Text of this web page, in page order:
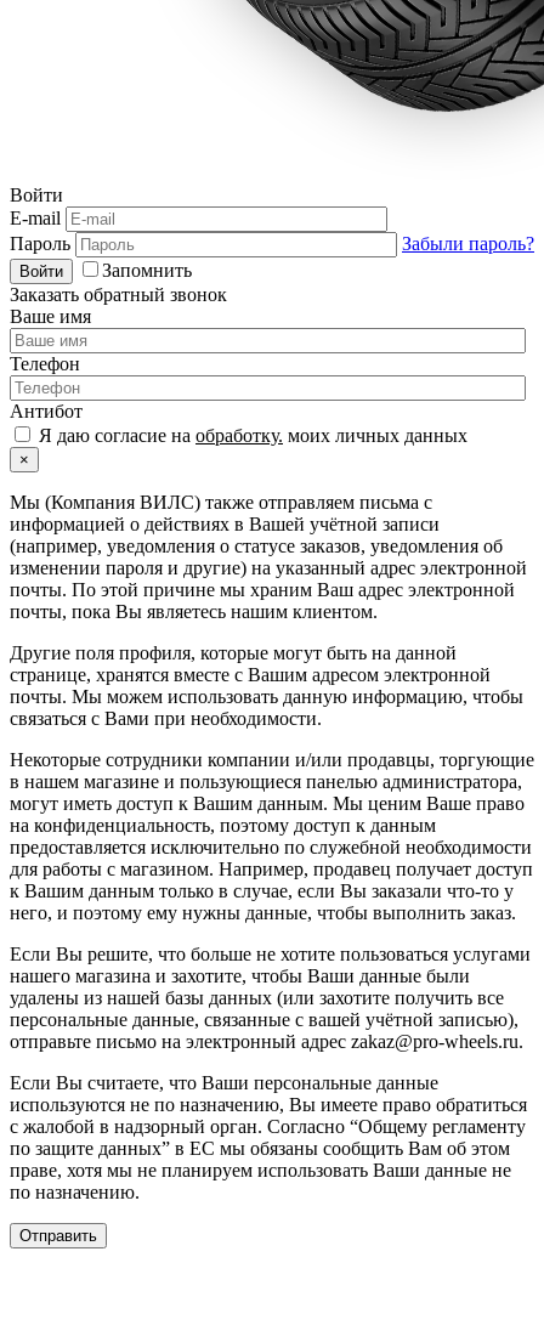
Войти
E-mail
Пароль
Забыли пароль?
Войти
Запомнить
Заказать обратный звонок
Ваше имя
Телефон
Антибот
Я даю согласие на обработку. моих личных данных
×
Мы (Компания ВИЛС) также отправляем письма с
информацией о действиях в Вашей учётной записи
(например, уведомления о статусе заказов, уведомления об
изменении пароля и другие) на указанный адрес электронной
почты. По этой причине мы храним Ваш адрес электронной
почты, пока Вы являетесь нашим клиентом.
Другие поля профиля, которые могут быть на данной
странице, хранятся вместе с Вашим адресом электронной
почты. Мы можем использовать данную информацию, чтобы
связаться с Вами при необходимости.
Некоторые сотрудники компании и/или продавцы, торгующие
в нашем магазине и пользующиеся панелью администратора,
могут иметь доступ к Вашим данным. Мы ценим Ваше право
на конфиденциальность, поэтому доступ к данным
предоставляется исключительно по служебной необходимости
для работы с магазином. Например, продавец получает доступ
к Вашим данным только в случае, если Вы заказали что-то у
него, и поэтому ему нужны данные, чтобы выполнить заказ.
Если Вы решите, что больше не хотите пользоваться услугами
нашего магазина и захотите, чтобы Ваши данные были
удалены из нашей базы данных (или захотите получить все
персональные данные, связанные с вашей учётной записью),
отправьте письмо на электронный адрес zakaz@pro-wheels.ru.
Если Вы считаете, что Ваши персональные данные
используются не по назначению, Вы имеете право обратиться
с жалобой в надзорный орган. Согласно “Общему регламенту
по защите данных” в ЕС мы обязаны сообщить Вам об этом
праве, хотя мы не планируем использовать Ваши данные не
по назначению.
Отправить